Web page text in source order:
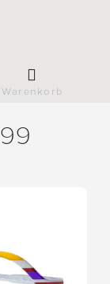
Warenkorb